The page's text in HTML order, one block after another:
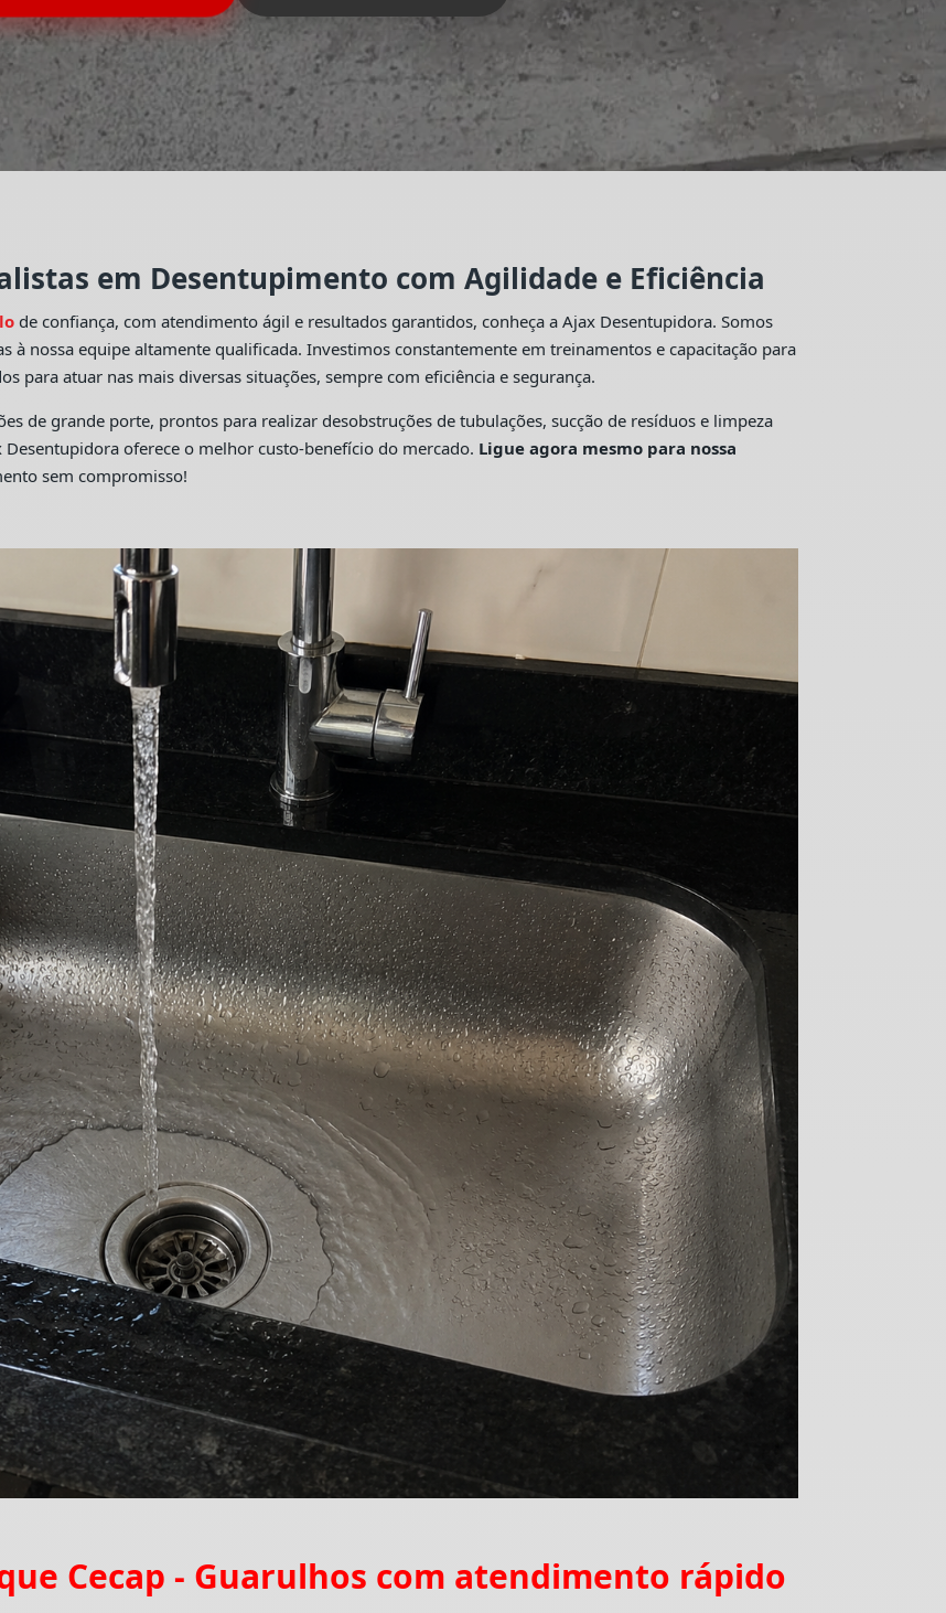
em Desentupimento com Agilidade e Eficiência
de confiança, com atendimento ágil e resultados garantidos, conheça a Ajax Desentupidora. Somos
à nossa equipe altamente qualificada. Investimos constantemente em treinamentos e capacitação para
para atuar nas mais diversas situações, sempre com eficiência e segurança.
de grande porte, prontos para realizar desobstruções de tubulações, sucção de resíduos e limpeza
oferece o melhor custo-benefício do mercado. Ligue agora mesmo para nossa
sem compromisso!
Cecap - Guarulhos com atendimento rápido